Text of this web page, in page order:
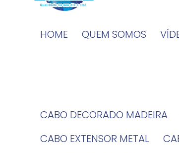
HOME QUEM SOMOS
CABO DECORADO MADEIRA
CABO EXTENSOR METAL